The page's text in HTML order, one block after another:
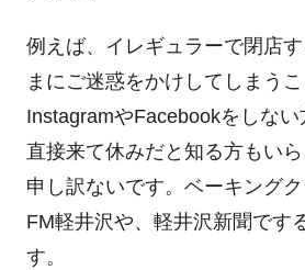
例えば、イレギュラーで閉店
まにご迷惑をかけしてしまうこ
InstagramやFacebookをしな
直接来て休みだと知る方もい
申し訳ないです。ベーキングク
FM軽井沢や、軽井沢新聞です
す。